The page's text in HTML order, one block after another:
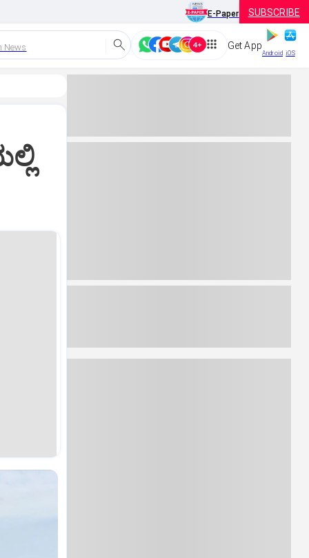
E-Paper SUBSCRIBE
News Get App
Android iOS